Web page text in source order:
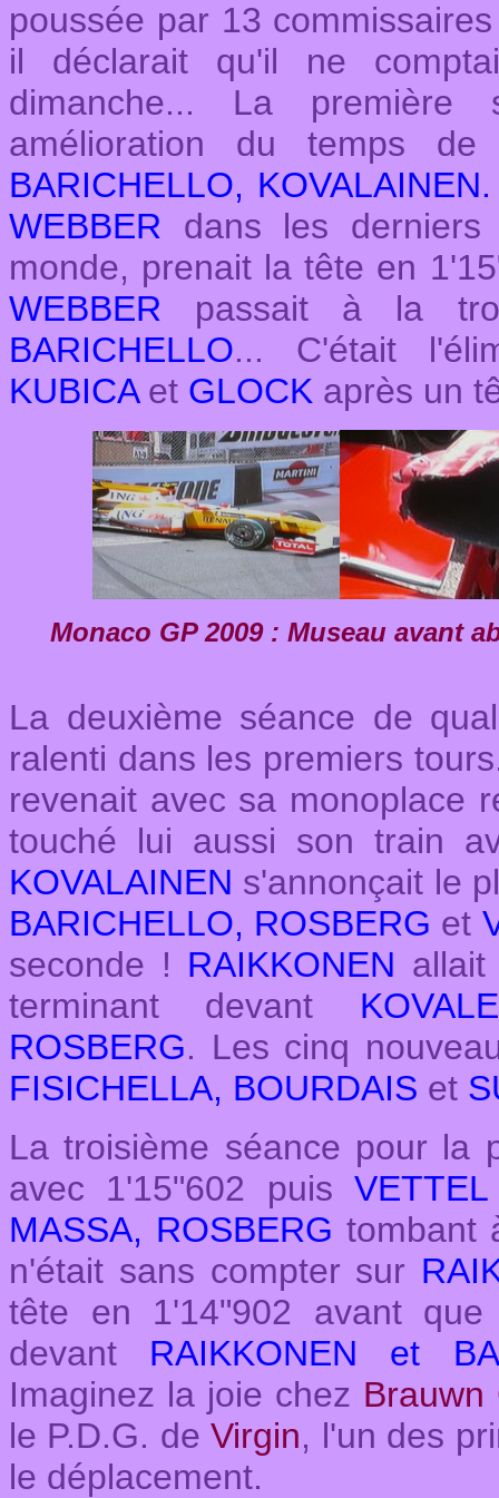
poussée par 13
il déclarait qu'il ne
dimanche... La
amélioration du temps
BARICHELLO,
WEBBER dans les
monde, prenait la tête en
WEBBER passait à la
BARICHELLO... C'était
KUBICAet GLOCK après un
Monaco GP 2009 : Museau avant
La deuxième séance de
ralenti dans les premiers
revenait avec sa monoplace
touché lui aussi son train
KOVALAINEN s'annonçait le
BARICHELLO, ROSBERG et
seconde ! RAIKKONEN
terminant devant
ROSBERG. Les cinq
FISICHELLA, BOURDAIS et
La troisième séance pour la
avec 1'15"602 puisVETTEL
MASSA, ROSBERG tombant
n'était sans compter sur
tête en 1'14"902 avant
devant RAIKKONEN et
Imaginez la joie chez Brauwn
le P.D.G. deVirgin, l'un des
le déplacement.